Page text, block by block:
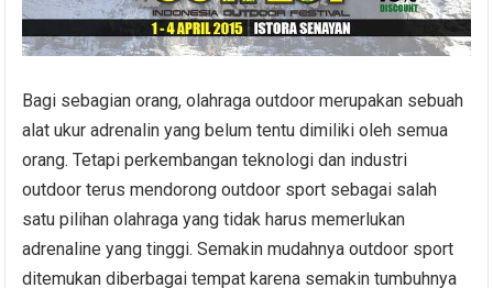
Bagi sebagian orang, olahraga outdoor merupakan sebuah
alat ukur adrenalin yang belum tentu dimiliki oleh semua
orang. Tetapi perkembangan teknologi dan industri
outdoor terus mendorong outdoor sport sebagai salah
satu pilihan olahraga yang tidak harus memerlukan
adrenaline yang tinggi. Semakin mudahnya outdoor sport
ditemukan diberbagai tempat karena semakin tumbuhnya